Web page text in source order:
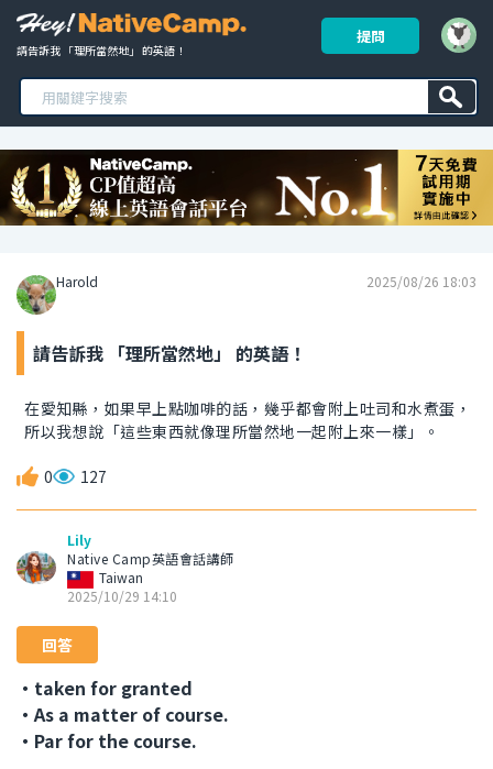
請告訴我 「理所當然地」 的英語！
提問
Harold 2025/08/26 18:03
請告訴我 「理所當然地」 的英語！
在愛知縣，如果早上點咖啡的話，幾乎都會附上吐司和水煮蛋，
所以我想說「這些東西就像理所當然地一起附上來一樣」。
0 127
Lily
Native Camp英語會話講師
Taiwan
2025/10/29 14:10
回答
・taken for granted
・As a matter of course.
・Par for the course.